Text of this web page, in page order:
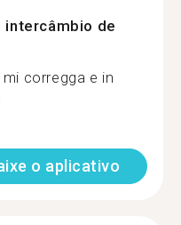
intercâmbio de
corregga e in
o aplicativo